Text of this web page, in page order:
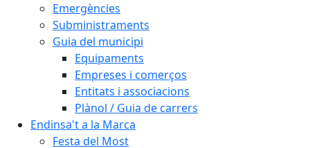
Emergències
Subministraments
Guia del municipi
Equipaments
Empreses i comerços
Entitats i associacions
Plànol / Guia de carrers
Endinsa't a la Marca
Festa del Most